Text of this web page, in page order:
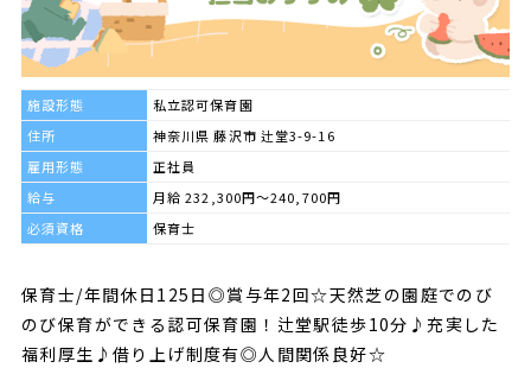
施設形態
私立認可保育園
住所
神奈川県 藤沢市 辻堂3-9-16
雇用形態
正社員
給与
月給 232,300円～240,700円
必須資格
保育士
保育士/年間休日125日◎賞与年2回☆天然芝の園庭でのび
のび保育ができる認可保育園！辻堂駅徒歩10分♪充実した
福利厚生♪借り上げ制度有◎人間関係良好☆